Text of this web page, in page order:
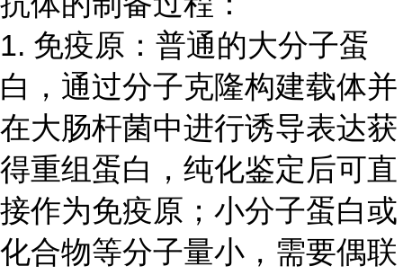
1. 免疫原：普通的大分子蛋
白，通过分子克隆构建载体并
在大肠杆菌中进行诱导表达获
得重组蛋白，纯化鉴定后可直
接作为免疫原；小分子蛋白或
化合物等分子量小，需要偶联